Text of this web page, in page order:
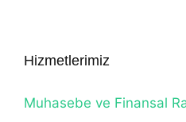
Hizmetlerimiz
Muhasebe ve Finansal